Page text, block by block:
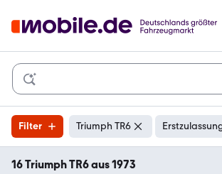
Filter Triumph TR6
16 Triumph TR6 aus 1973